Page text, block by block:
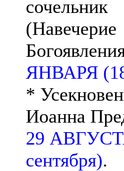
сочельник
(Навечерие
ЯНВАРЯ
*
Иоанна
29
сентября).